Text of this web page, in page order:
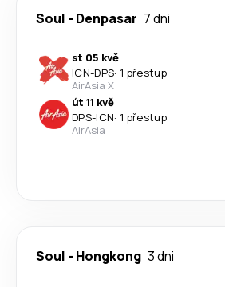
Soul - Denpasar 7 dni
st 05 kvě
ICN-DPS· 1 přestup
AirAsia X
út 11 kvě
DPS-ICN· 1 přestup
AirAsia
Soul - Hongkong 3 dni